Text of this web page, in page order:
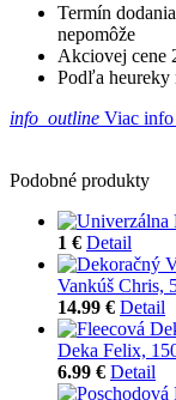
Termín
nepomôže
Akciovej cene
Podľa heureky
info_outline Viac
Podobné produkty
1 € Detail
Vankúš Chris,
14.99 € Detail
Deka Felix,
6.99 € Detail